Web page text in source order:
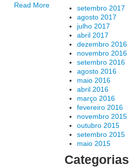
Read More
setembro 2017
agosto 2017
julho 2017
abril 2017
dezembro 2016
novembro 2016
setembro 2016
agosto 2016
maio 2016
abril 2016
março 2016
fevereiro 2016
novembro 2015
outubro 2015
setembro 2015
maio 2015
Categorias